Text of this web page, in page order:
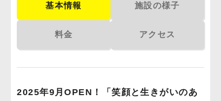
基本情報 施設の様子
料金 アクセス
2025年9月OPEN！「笑顔と生きがいのあ